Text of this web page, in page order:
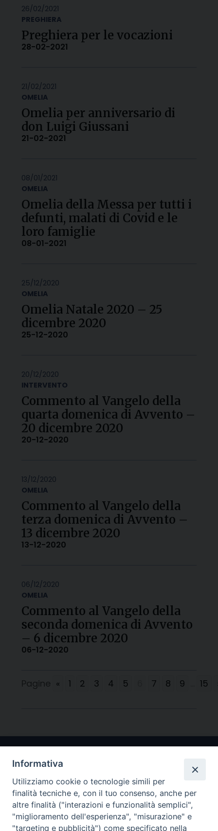
26/02/2021
PREGHIERA
Preghiera per le vocazioni
28-02-2021
21/02/2021
OMELIA
Omelia per anniversario di
don Luigi Giussani
21-02-2021
08/01/2021
OMELIA
Omelia della Messa per tutti i
defunti, malati di Covid e le
loro famiglie
08-01-2021
25/12/2020
OMELIA
Omelia Natale 2020 – 25
dicembre 2020
25-12-2020
20/12/2020
INTERVENTO
Commento al Vangelo della
quarta domenica di Avvento –
20 dicembre 2020
20-12-2020
13/12/2020
OMELIA
Commento al Vangelo della
terza domenica di Avvento –
13 dicembre 2020
13-12-2020
06/12/2020
OMELIA
Commento al Vangelo della
seconda domenica di Avvento
– 6 dicembre 2020
06-12-2020
Pagine « 1 2 3 4 5 7 8 9 15
Arcidiocesi di Ravenna-Cervia
Informativa
Utilizziamo cookie o tecnologie simili per
finalità tecniche e, con il tuo consenso, anche per
altre finalità ("interazioni e funzionalità semplici",
"miglioramento dell'esperienza", "misurazione" e
"targeting e pubblicità") come specificato nella